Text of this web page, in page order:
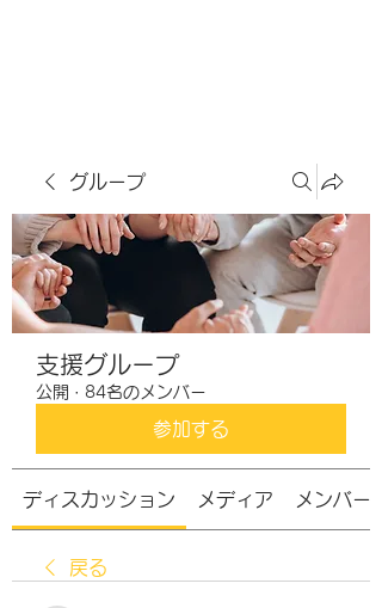
グループ
支援グループ
公開 · 84名のメンバー
参加する
ディスカッション メディア メンバー
戻る